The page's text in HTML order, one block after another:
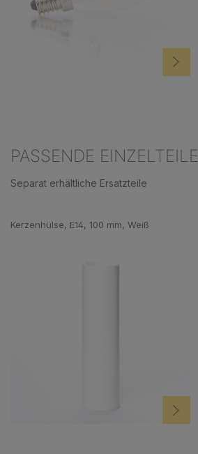
PASSENDE EINZELTEILE
Separat erhältliche Ersatzteile
Kerzenhülse, E14, 100 mm, Weiß